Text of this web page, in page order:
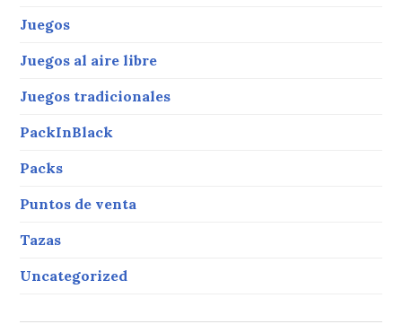
Juegos
Juegos al aire libre
Juegos tradicionales
PackInBlack
Packs
Puntos de venta
Tazas
Uncategorized